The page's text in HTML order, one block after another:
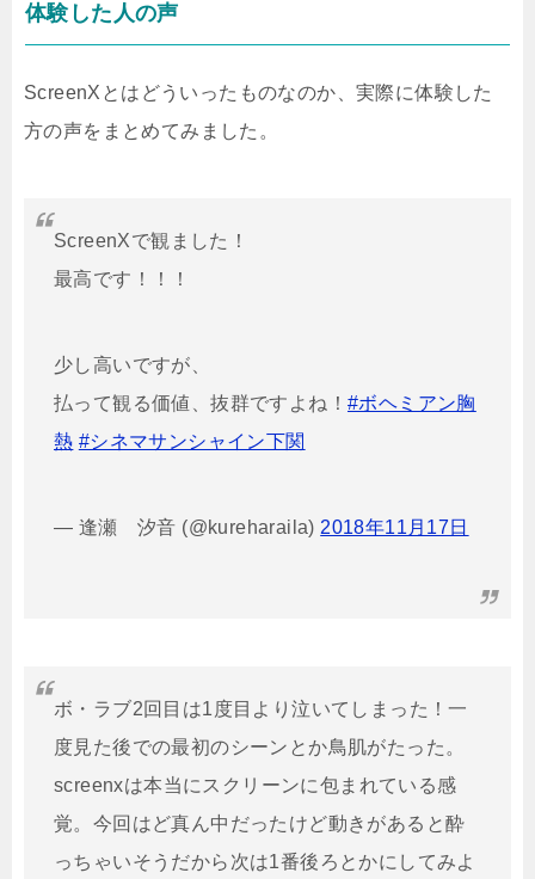
体験した人の声
ScreenXとはどういったものなのか、実際に体験した
方の声をまとめてみました。
ScreenXで観ました！
最高です！！！
少し高いですが、
払って観る価値、抜群ですよね！ #ボヘミアン胸
熱 #シネマサンシャイン下関
— 逢瀬 汐音 (@kureharaila) 2018年11月17日
ボ・ラブ2回目は1度目より泣いてしまった！一
度見た後での最初のシーンとか鳥肌がたった。
screenxは本当にスクリーンに包まれている感
覚。今回はど真ん中だったけど動きがあると酔
っちゃいそうだから次は1番後ろとかにしてみよ